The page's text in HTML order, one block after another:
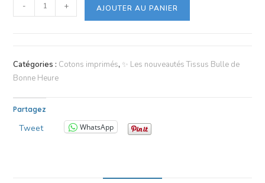
- + AJOUTER AU PANIER
Catégories : Cotons imprimés, ✨ Les nouveautés Tissus Bulle de
Bonne Heure
Partagez
Tweet WhatsApp